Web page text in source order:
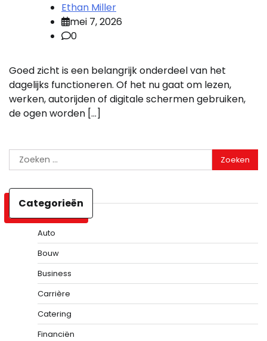
Ethan Miller
mei 7, 2026
0
Goed zicht is een belangrijk onderdeel van het
dagelijks functioneren. Of het nu gaat om lezen,
werken, autorijden of digitale schermen gebruiken,
de ogen worden […]
Zoeken
naar:
Categorieën
Auto
Bouw
Business
Carrière
Catering
Financiën